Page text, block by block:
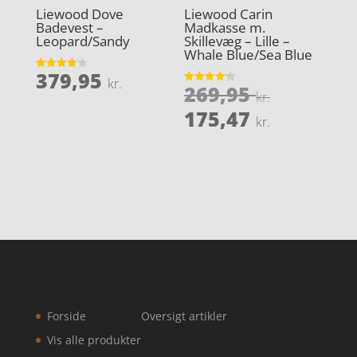
Liewood Dove
Badevest –
Leopard/Sandy
Vurderet
3.9
379,95 kr.
Liewood Carin
Madkasse m.
Skillevæg – Lille –
Whale Blue/Sea Blue
Vurderet
4.2
269,95kr.Den
175,47 kr.
Forside
Vis alle produkter
Oversigt artikler